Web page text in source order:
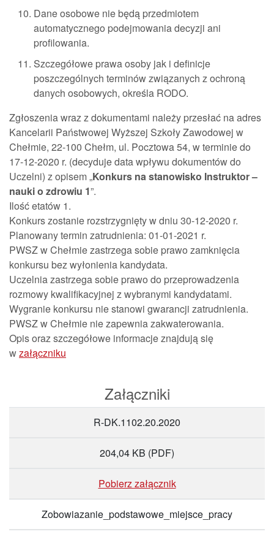
Dane osobowe nie będą przedmiotem
automatycznego podejmowania decyzji ani
profilowania.
Szczegółowe prawa osoby jak i definicje
poszczególnych terminów związanych z ochroną
danych osobowych, określa RODO.
Zgłoszenia wraz z dokumentami należy przesłać na adres
Kancelarii Państwowej Wyższej Szkoły Zawodowej w
Chełmie, 22-100 Chełm, ul. Pocztowa 54, w terminie do
17-12-2020 r. (decyduje data wpływu dokumentów do
Uczelni) z opisem „Konkurs na stanowisko Instruktor –
nauki o zdrowiu 1”.
Ilość etatów 1.
Konkurs zostanie rozstrzygnięty w dniu 30-12-2020 r.
Planowany termin zatrudnienia: 01-01-2021 r.
PWSZ w Chełmie zastrzega sobie prawo zamknięcia
konkursu bez wyłonienia kandydata.
Uczelnia zastrzega sobie prawo do przeprowadzenia
rozmowy kwalifikacyjnej z wybranymi kandydatami.
Wygranie konkursu nie stanowi gwarancji zatrudnienia.
PWSZ w Chełmie nie zapewnia zakwaterowania.
Opis oraz szczegółowe informacje znajdują się
wzałączniku
Załączniki
R-DK.1102.20.2020
204,04 KB (PDF)
Pobierz załącznik
Zobowiazanie_podstawowe_miejsce_pracy